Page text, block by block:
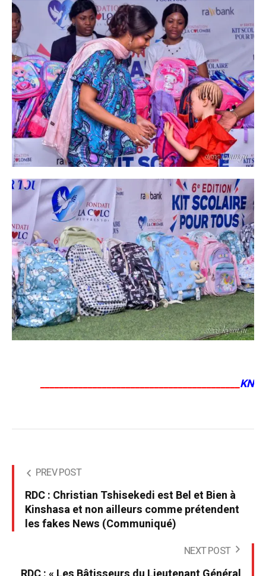
__________________________________________KN
PREV POST
RDC : Christian Tshisekedi est Bel et Bien à
Kinshasa et non ailleurs comme prétendent
les fakes News (Communiqué)
NEXT POST